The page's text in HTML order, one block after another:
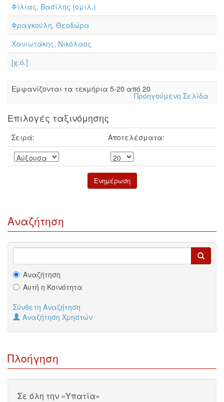
Φίλιας, Βασίλης (ομιλ.)
Φραγκούλη, Θεοδώρα
Χανιωτάκης, Νικόλαος
[χ.ό.]
Eμφανίζονται τα τεκμήρια 5-20 από 20
Προηγούμενη Σελίδα
Επιλογές ταξινόμησης
Σειρά: Αποτελέσματα:
Αναζήτηση
Αναζήτηση
Αυτή η Κοινότητα
Σύνθετη Αναζήτηση
Αναζήτηση Χρηστών
Πλοήγηση
Σε όλη την «Υπατία»